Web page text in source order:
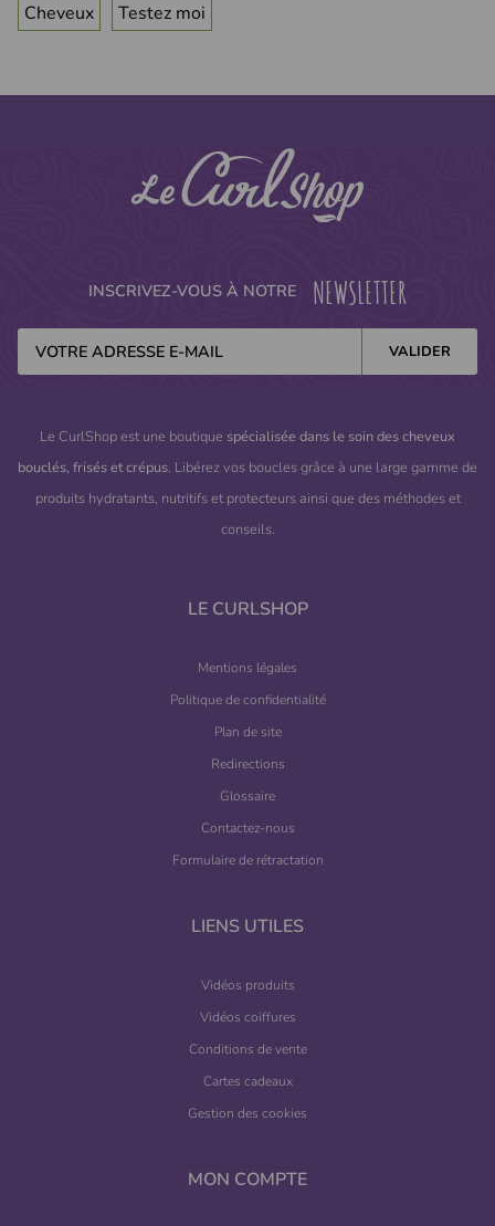
Cheveux Testez moi
INSCRIVEZ-VOUS À NOTRE NEWSLETTER
Le CurlShop est une boutique spécialisée dans le soin des cheveux
bouclés, frisés et crépus. Libérez vos boucles grâce à une large gamme de
produits hydratants, nutritifs et protecteurs ainsi que des méthodes et
conseils.
LE CURLSHOP
Mentions légales
Politique de confidentialité
Plan de site
Redirections
Glossaire
Contactez-nous
Formulaire de rétractation
LIENS UTILES
Vidéos produits
Vidéos coiffures
Conditions de vente
Cartes cadeaux
Gestion des cookies
MON COMPTE